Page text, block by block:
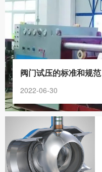
阀门试压的标准和规范
2022-06-30